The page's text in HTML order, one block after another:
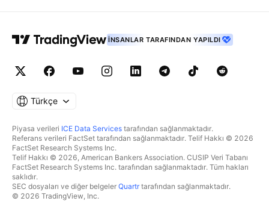
İNSANLAR TARAFINDAN YAPILDI
Türkçe
Piyasa verileri ICE Data Services tarafından sağlanmaktadır.
Referans verileri FactSet tarafından sağlanmaktadır. Telif Hakkı © 2026
FactSet Research Systems Inc.
Telif Hakkı © 2026, American Bankers Association. CUSIP Veri Tabanı
FactSet Research Systems Inc. tarafından sağlanmaktadır. Tüm hakları
saklıdır.
SEC dosyaları ve diğer belgeler Quartrtarafından sağlanmaktadır.
© 2026 TradingView, Inc.